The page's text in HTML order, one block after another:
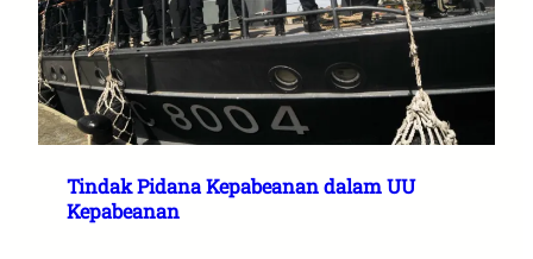
Tindak Pidana Kepabeanan dalam UU
Kepabeanan